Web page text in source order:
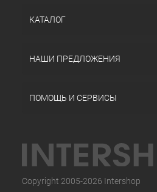
КАТАЛОГ
НАШИ ПРЕДЛОЖЕНИЯ
ПОМОЩЬ И СЕРВИСЫ
Copyright 2005-2026 Intershop